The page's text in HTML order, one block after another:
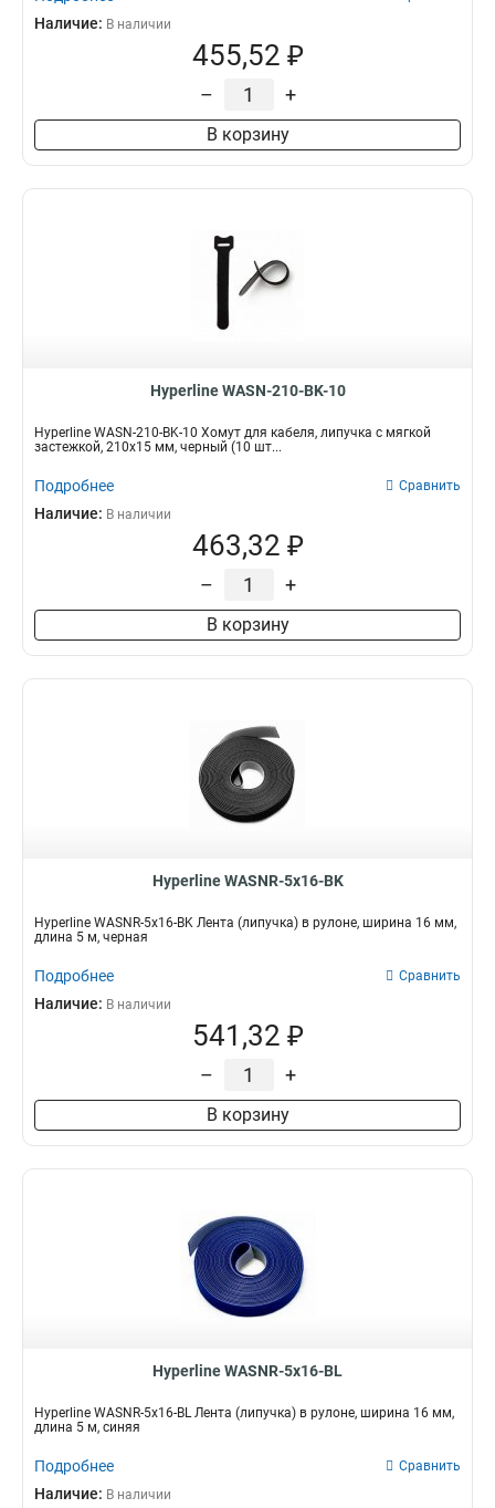
Наличие: В наличии
455,52 ₽
– +
В корзину
Hyperline WASN-210-BK-10
Hyperline WASN-210-BK-10 Хомут для кабеля, липучка с мягкой
застежкой, 210x15 мм, черный (10 шт...
Подробнее Сравнить
Наличие: В наличии
463,32 ₽
– +
В корзину
Hyperline WASNR-5x16-BK
Hyperline WASNR-5x16-BK Лента (липучка) в рулоне, ширина 16 мм,
длина 5 м, черная
Подробнее Сравнить
Наличие: В наличии
541,32 ₽
– +
В корзину
Hyperline WASNR-5x16-BL
Hyperline WASNR-5x16-BL Лента (липучка) в рулоне, ширина 16 мм,
длина 5 м, синяя
Подробнее Сравнить
Наличие: В наличии